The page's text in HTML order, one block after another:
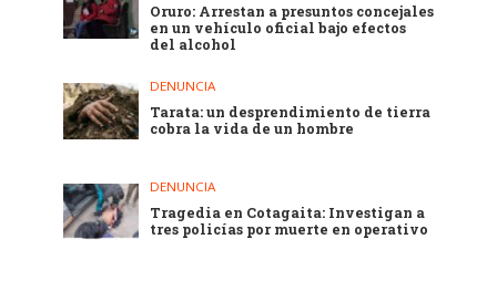
Oruro: Arrestan a presuntos concejales
en un vehículo oficial bajo efectos
del alcohol
DENUNCIA
Tarata: un desprendimiento de tierra
cobra la vida de un hombre
DENUNCIA
Tragedia en Cotagaita: Investigan a
tres policías por muerte en operativo